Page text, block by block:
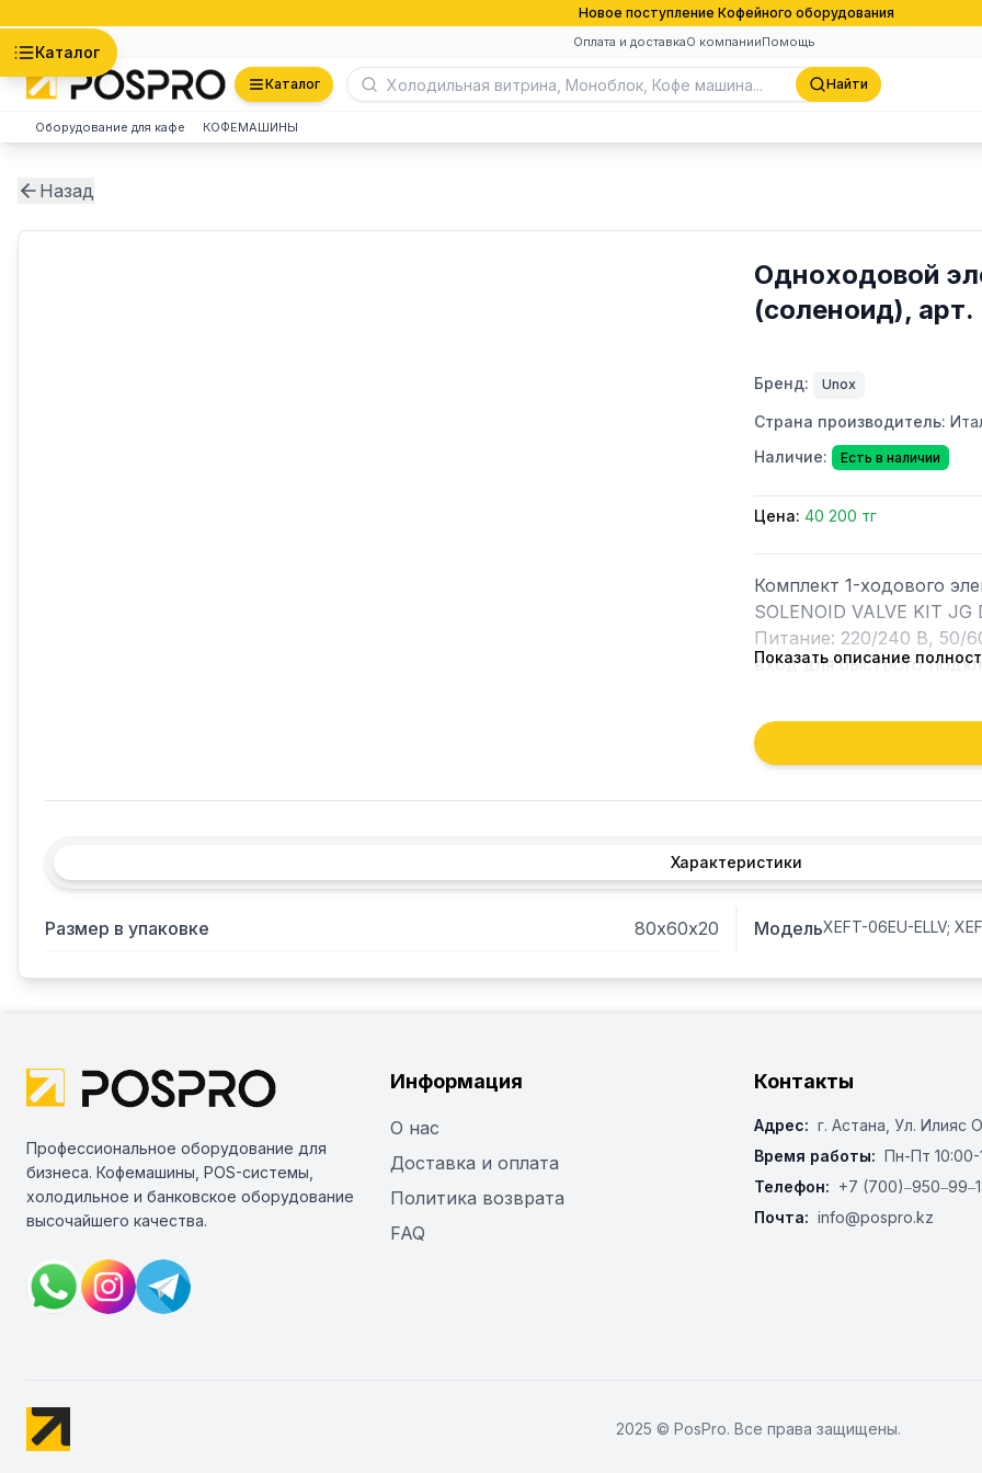
Новое поступление Кофейного оборудования
Оплата и доставкаО компанииПомощь
Каталог
Каталог Найти
Оборудование для кафе КОФЕМАШИНЫ
Назад
Одноходовой
(соленоид), арт.
Бренд: Unox
Страна производитель:
Наличие:
Есть в наличии
Цена: 40 200 тг
Комплект 1-ходового
SOLENOID VALVE KIT JG
Питание: 220/240 В, 50/
вход для быстрого
Артикул: KEL1253A
Альтернативные
EMRV;XEFT-06EU-ETLV;
Показать описание
Характеристики
Размер в упаковке 80х60х20 Модель
Профессиональное оборудование для
бизнеса. Кофемашины, POS-системы,
холодильное и банковское оборудование
высочайшего качества.
Информация
О нас
Доставка и оплата
Политика возврата
FAQ
Контакты
Адрес: г. Астана, ​Ул. Илияс
Время работы: Пн-Пт 10:00-
Телефон: +7
Почта: info@pospro.kz
2025 © PosPro. Все права защищены.